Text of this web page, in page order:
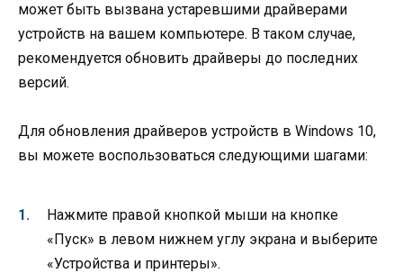
может быть вызвана устаревшими драйверами
устройств на вашем компьютере. В таком случае,
рекомендуется обновить драйверы до последних
версий.
Для обновления драйверов устройств в Windows 10,
вы можете воспользоваться следующими шагами:
Нажмите правой кнопкой мыши на кнопке
«Пуск» в левом нижнем углу экрана и выберите
«Устройства и принтеры».